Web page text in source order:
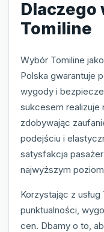
Dlaczego
Tomiline
Wybór Tomiline
Polska gwarantuje
wygody i
sukcesem realizuje
zdobywając
podejściu i
satysfakcja
najwyższym
Korzystając z
punktualności,
cen. Dbamy o to,